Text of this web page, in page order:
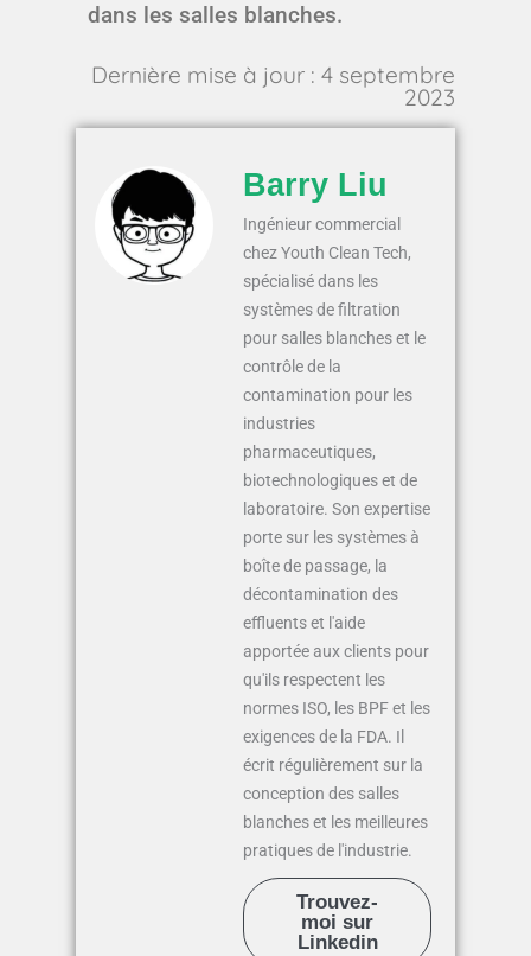
dans les salles blanches.
Dernière mise à jour : 4 septembre
2023
Barry Liu
Ingénieur commercial
chez Youth Clean Tech,
spécialisé dans les
systèmes de filtration
pour salles blanches et le
contrôle de la
contamination pour les
industries
pharmaceutiques,
biotechnologiques et de
laboratoire. Son expertise
porte sur les systèmes à
boîte de passage, la
décontamination des
effluents et l'aide
apportée aux clients pour
qu'ils respectent les
normes ISO, les BPF et les
exigences de la FDA. Il
écrit régulièrement sur la
conception des salles
blanches et les meilleures
pratiques de l'industrie.
Trouvez-
moi sur
Linkedin